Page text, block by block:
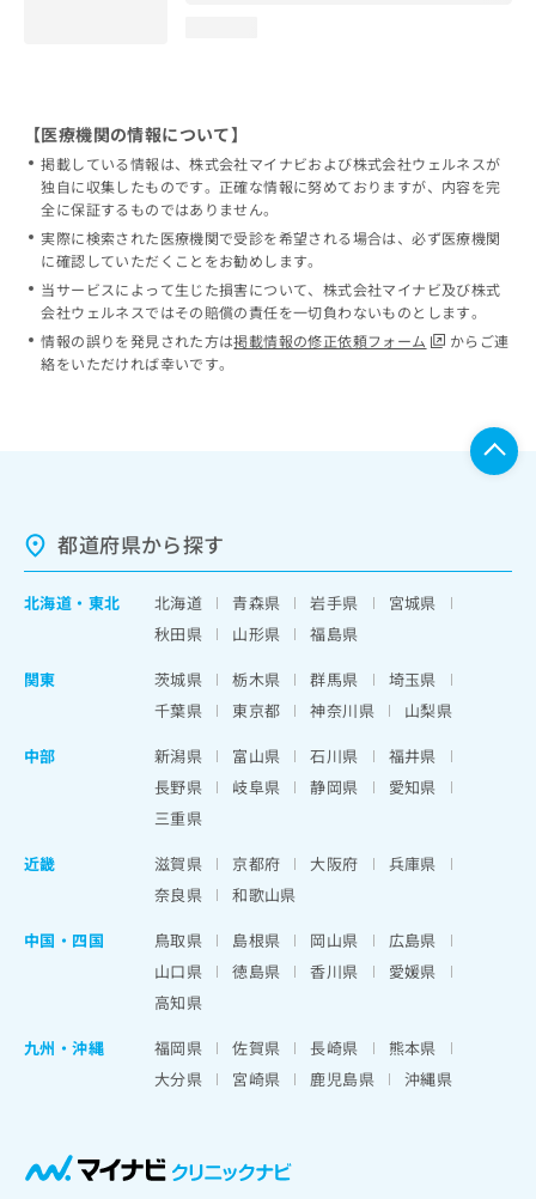
【医療機関の情報について】
掲載している情報は、株式会社マイナビおよび株式会社ウェルネスが
独自に収集したものです。正確な情報に努めておりますが、内容を完
全に保証するものではありません。
実際に検索された医療機関で受診を希望される場合は、必ず医療機関
に確認していただくことをお勧めします。
当サービスによって生じた損害について、株式会社マイナビ及び株式
会社ウェルネスではその賠償の責任を一切負わないものとします。
情報の誤りを発見された方は掲載情報の修正依頼フォーム
からご連
絡をいただければ幸いです。
都道府県から探す
北海道 ・ 東北 北海道 青森県 岩手県
宮城県
秋田県
山形県
福島県
関東
茨城県 栃木県 群馬県
埼玉県
千葉県
東京都 神奈川県
山梨県
中部
新潟県 富山県 石川県
福井県
長野県
岐阜県 静岡県
愛知県
三重県
近畿
滋賀県 京都府 大阪府
兵庫県
奈良県
和歌山県
中国・四国
鳥取県 島根県 岡山県
広島県
山口県
徳島県 香川県
愛媛県
高知県
九州・沖縄
福岡県 佐賀県 長崎県
熊本県
大分県
宮崎県 鹿児島県 沖縄県